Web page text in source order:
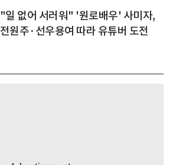
"일 없어 서러워" '원로배우' 사미자,
전원주·선우용여 따라 유튜버 도전